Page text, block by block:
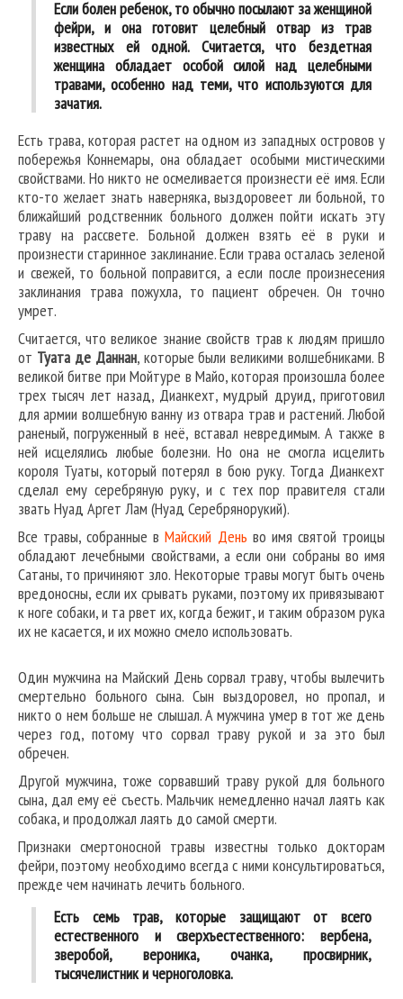
Если болен ребенок, то обычно посылают за женщиной
фейри, и она готовит целебный отвар из трав
известных ей одной. Считается, что бездетная
женщина обладает особой силой над целебными
травами, особенно над теми, что используются для
зачатия.
Есть трава, которая растет на одном из западных островов у
побережья Коннемары, она обладает особыми мистическими
свойствами. Но никто не осмеливается произнести её имя. Если
кто-то желает знать наверняка, выздоровеет ли больной, то
ближайший родственник больного должен пойти искать эту
траву на рассвете. Больной должен взять её в руки и
произнести старинное заклинание. Если трава осталась зеленой
и свежей, то больной поправится, а если после произнесения
заклинания трава пожухла, то пациент обречен. Он точно
умрет.
Считается, что великое знание свойств трав к людям пришло
от Туата де Даннан, которые были великими волшебниками. В
великой битве при Мойтуре в Майо, которая произошла более
трех тысяч лет назад, Дианкехт, мудрый друид, приготовил
для армии волшебную ванну из отвара трав и растений. Любой
раненый, погруженный в неё, вставал невредимым. А также в
ней исцелялись любые болезни. Но она не смогла исцелить
короля Туаты, который потерял в бою руку. Тогда Дианкехт
сделал ему серебряную руку, и с тех пор правителя стали
звать Нуад Аргет Лам (Нуад Серебрянорукий).
Все травы, собранные вМайский День во имя святой троицы
обладают лечебными свойствами, а если они собраны во имя
Сатаны, то причиняют зло. Некоторые травы могут быть очень
вредоносны, если их срывать руками, поэтому их привязывают
к ноге собаки, и та рвет их, когда бежит, и таким образом рука
их не касается, и их можно смело использовать.
Один мужчина на Майский День сорвал траву, чтобы вылечить
смертельно больного сына. Сын выздоровел, но пропал, и
никто о нем больше не слышал. А мужчина умер в тот же день
через год, потому что сорвал траву рукой и за это был
обречен.
Другой мужчина, тоже сорвавший траву рукой для больного
сына, дал ему её съесть. Мальчик немедленно начал лаять как
собака, и продолжал лаять до самой смерти.
Признаки смертоносной травы известны только докторам
фейри, поэтому необходимо всегда с ними консультироваться,
прежде чем начинать лечить больного.
Есть семь трав, которые защищают от всего
естественного и сверхъестественного: вербена,
зверобой, вероника, очанка, просвирник,
тысячелистник и черноголовка.